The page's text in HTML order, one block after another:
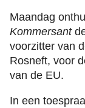
Maandag
Kommersant
voorzitter van
Rosneft, voor
van de EU.
In een